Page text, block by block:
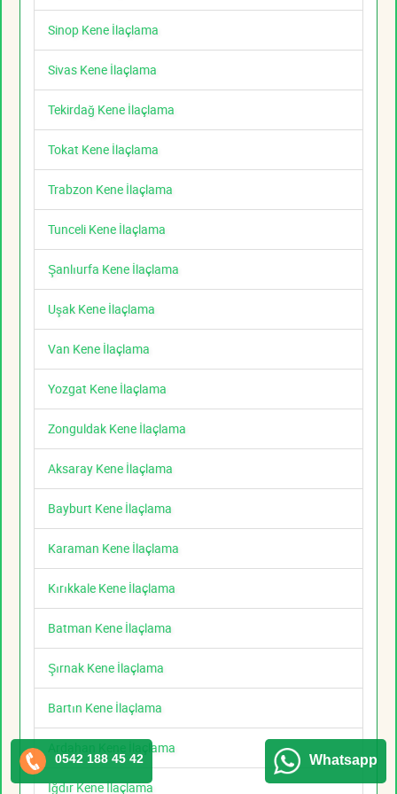
Sinop Kene İlaçlama
Sivas Kene İlaçlama
Tekirdağ Kene İlaçlama
Tokat Kene İlaçlama
Trabzon Kene İlaçlama
Tunceli Kene İlaçlama
Şanlıurfa Kene İlaçlama
Uşak Kene İlaçlama
Van Kene İlaçlama
Yozgat Kene İlaçlama
Zonguldak Kene İlaçlama
Aksaray Kene İlaçlama
Bayburt Kene İlaçlama
Karaman Kene İlaçlama
Kırıkkale Kene İlaçlama
Batman Kene İlaçlama
Şırnak Kene İlaçlama
Bartın Kene İlaçlama
Ardahan Kene İlaçlama
Iğdır Kene İlaçlama
0542 188 45 42 Whatsapp